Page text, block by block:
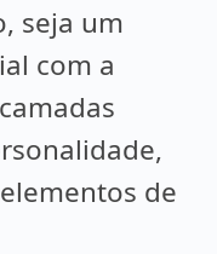
seja um
com a
de